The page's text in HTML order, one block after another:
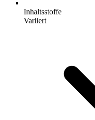
Inhaltsstoffe
Variiert